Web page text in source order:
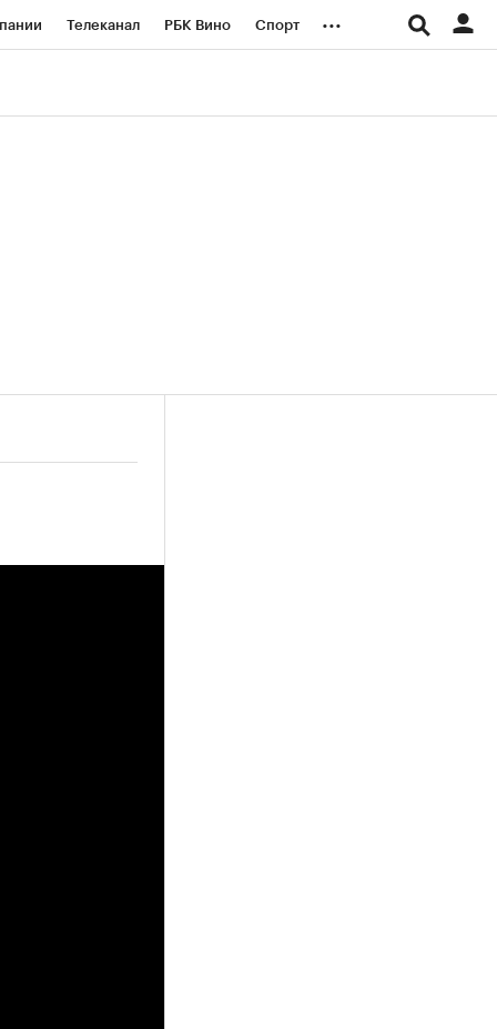
Телеканал РБК Вино Спорт ...